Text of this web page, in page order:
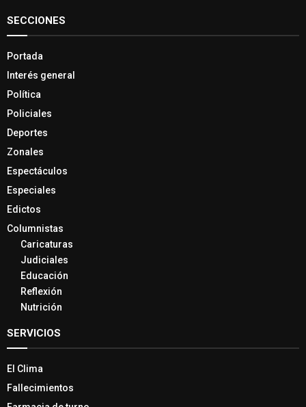
SECCIONES
Portada
Interés general
Política
Policiales
Deportes
Zonales
Espectáculos
Especiales
Edictos
Columnistas
Caricaturas
Judiciales
Educación
Reflexión
Nutrición
SERVICIOS
El Clima
Fallecimientos